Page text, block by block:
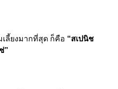
ลี้ยงมากที่สุด ก็คือ “สเปนิช
”